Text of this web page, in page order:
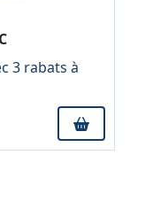
3 rabats à